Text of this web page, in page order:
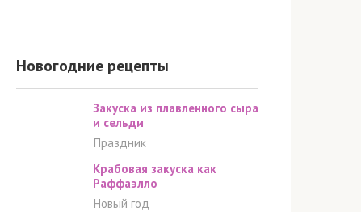
Новогодние рецепты
Закуска из плавленного сыра
и сельди
Праздник
Крабовая закуска как
Раффаэлло
Новый год